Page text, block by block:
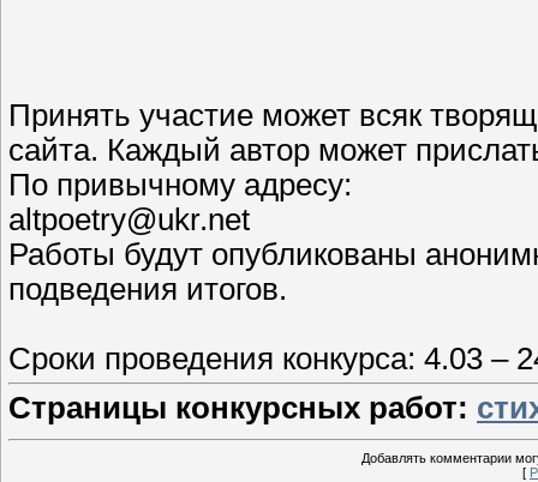
Принять участие может всяк
сайта. Каждый автор может
По привычному адресу:
altpoetry@ukr.net
Работы будут опубликованы
подведения итогов.
Сроки проведения конкурса: 4.03 –
Страницы конкурсных работ:
Добавлять комментарии
[